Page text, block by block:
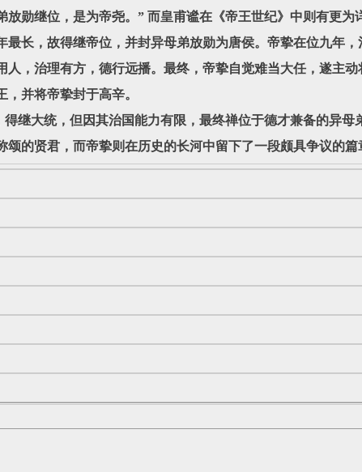
勋继位，是为帝尧。” 而皇甫谧在《帝王世纪》中则有更为
长，故得继帝位，并封异母弟放勋为唐侯。帝挚在位九年，
人，治理有方，德行远播。最终，帝挚自觉难当大任，遂主
并将帝挚封于高辛。
大统，但因其治国能力有限，最终禅位于德才兼备的异母
的贤君，而帝挚则在历史的长河中留下了一段颇具争议的篇